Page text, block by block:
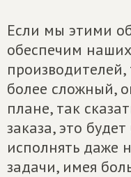
Если мы этими
обеспечим
более сложный,
плане, так
заказа, это
исполнять даже
задачи, имея